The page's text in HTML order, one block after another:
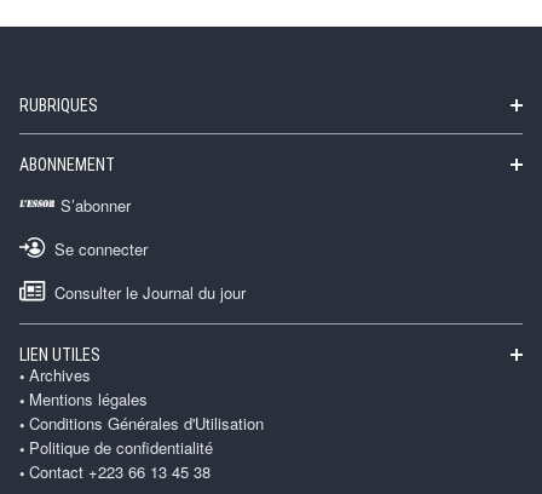
RUBRIQUES
ABONNEMENT
S’abonner
Se connecter
Consulter le Journal du jour
LIEN UTILES
Archives
Mentions légales
Conditions Générales d'Utilisation
Politique de confidentialité
Contact +223 66 13 45 38